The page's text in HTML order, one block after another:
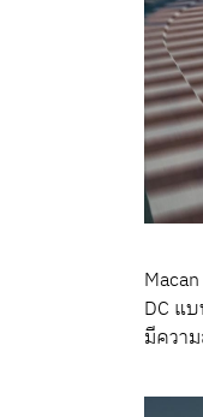
DC แ
มีควา